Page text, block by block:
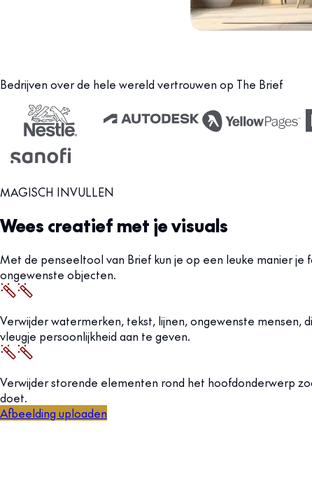
Bedrijven over de hele wereld vertrouwen op The Brief
MAGISCH INVULLEN
Wees creatief met je visuals
Met de penseeltool van Brief kun je op een leuke manier
ongewenste objecten.
Verwijder watermerken, tekst, lijnen, ongewenste
vleugje persoonlijkheid aan te geven.
Verwijder storende elementen rond het hoofdonderwerp
doet.
Afbeelding uploaden